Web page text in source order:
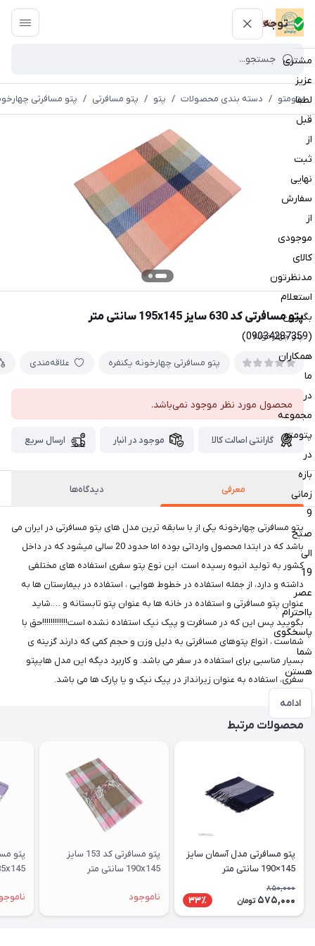
توجه
مشتری
عزیز
لطفا
قبل
از
ثبت
نهایی
سفارش
از
موجودی
کالای
مدنظرتون
استعلام
بگیرین
(09034287359)
همکاران
ما
در
مجموعه
پتومتو
در
بازه
زمانی
9
صبح
الی
19
عصر
بااحترام
پاسخگوی
شما
هستن
ادامه
پتومتو
پتومتو / دسته بندی محصولات / پتو / پتو مسافرتی / پتو مسافرتی
پتو مسافرتی کد 630 سایز 195x145 سانتی متر
پتو چهارخونه
پتو مسافرتی چهارخونه یکنفره علاقه‌مندی
محصول مورد نظر موجود نمی‌باشد.
گارانتی اصالت کالا موجود در انبار ارسال سریع
معرفی دیدگاه‌ها
پتو مسافرتی چهارخونه یکی از با سابقه ترین مدل های پتو مسافرتی در ایران می
باشد که در ابتدا محصول وارداتی بوده اما حدود 20 سالی میشود که در داخل
کشور به تولید انبوه رسیده است. این نوع پتو سفری استفاده های مختلفی
داشته و دارد، از جمله استفاده در خطوط هوایی ، استفاده در بیمارستان ها به
عنوان پتو مسافرتی و استفاده در خانه ها به عنوان پتو تابستانه و ….شاید
بگویید پس این که در مسافرت و پیک نیک استفاده نشده است!!!!!!!!!!!!حق با
شماست ، انواع پتوهای مسافرتی به دلیل وزن و حجم کمی که دارند گزینه ی
بسیار مناسبی برای استفاده در سفر می باشد. و کاربرد دیگه این مدل هایپتو
سفری، استفاده به عنوان زیرانداز در پیک نیک و یا پارک ها می باشد.
محصولات مرتبط
پتو مسافرتی مدل آسمان سایز
145×190 سانتی متر
850,000
575,000 تومان 33٪
پتو مسافرتی کد 153 سایز
190x145 سانتی متر
ناموجود
185x145 سانتی متر